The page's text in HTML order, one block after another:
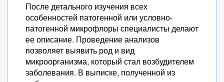
После детального изучения всех
особенностей патогенной или условно-
патогенной микрофлоры специалисты делают
ее описание. Проведение анализов
позволяет выявить род и вид
микроорганизма, который стал возбудителем
заболевания. В выписке, полученной из